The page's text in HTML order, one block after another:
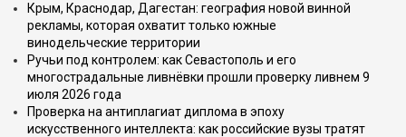
Крым, Краснодар, Дагестан: география новой винной
рекламы, которая охватит только южные
винодельческие территории
Ручьи под контролем: как Севастополь и его
многострадальные ливнёвки прошли проверку ливнем 9
июля 2026 года
Проверка на антиплагиат диплома в эпоху
искусственного интеллекта: как российские вузы тратят